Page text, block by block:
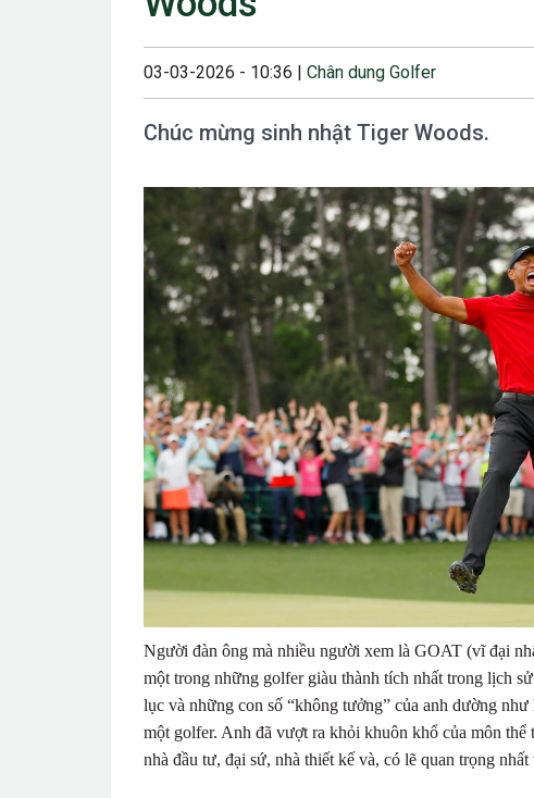
28/06/2024 12:00 chiều
25/04/2024 6:00 sáng
07/03/2024 12:00 chiều
22/12/2023 12:30 chiều
26/10/2023 12:00 chiều
03-03-2026 - 10:36 | Chân dung Golfer
Chúc mừng sinh nhật Tiger Woods.
Người đàn ông mà nhiều người xem là GOAT (vĩ đại
một trong những golfer giàu thành tích nhất trong lịch
lục và những con số “không tưởng” của anh dường
một golfer. Anh đã vượt ra khỏi khuôn khổ của môn thể
nhà đầu tư, đại sứ, nhà thiết kế và, có lẽ quan trọng